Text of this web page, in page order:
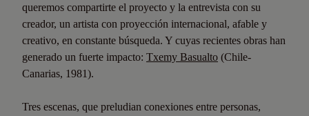
queremos compartirte el proyecto y la entrevista con su
creador, un artista con proyección internacional, afable y
creativo, en constante búsqueda. Y cuyas recientes obras han
generado un fuerte impacto: Txemy Basualto (Chile-
Canarias, 1981).
Tres escenas, que preludian conexiones entre personas,